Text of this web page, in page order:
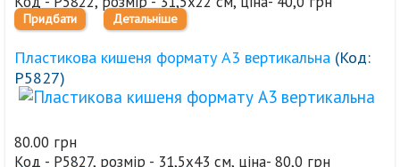
Придбати Детальніше
Пластикова кишеня формату А3 вертикальна (Код:
Р5827)
80.00 грн
Код - Р5827, розмір - 31,5х43 см, ціна- 80,0 грн